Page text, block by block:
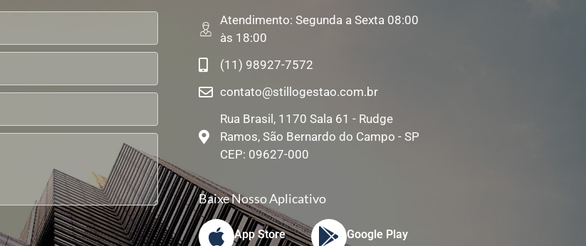
Atendimento: Segunda a Sexta 08:00
às 18:00
(11) 98927-7572
contato@stillogestao.com.br
Rua Brasil, 1170 Sala 61 - Rudge
Ramos, São Bernardo do Campo - SP
CEP: 09627-000
Baixe Nosso Aplicativo
App Store Google Play